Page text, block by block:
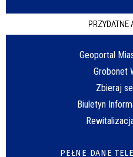
PRZYDATNE
Geoportal
Grobonet
Zbieraj
Biuletyn
PEŁNE DANE